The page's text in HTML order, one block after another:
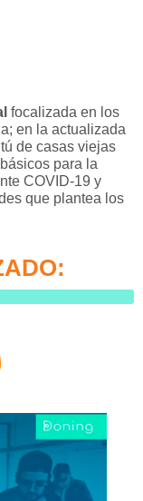
focalizada en los
en la actualizada
de casas viejas
para la
COVID-19 y
que plantea los